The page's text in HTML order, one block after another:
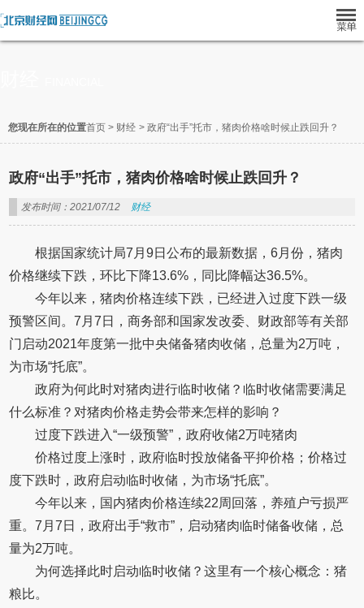
您现在所在的位置首页 > 财经 > 政府“出手”托市，猪肉价格啥时候止跌回升？
政府“出手”托市，猪肉价格啥时候止跌回升？
发布时间：2021/07/12 财经
根据国家统计局7月9日公布的最新数据，6月份，猪肉
价格继续下跌，环比下降13.6%，同比降幅达36.5%。
今年以来，猪肉价格连续下跌，已经进入过度下跌一级
预警区间。7月7日，商务部和国家发改委、财政部等有关部
门启动2021年度第一批中央储备猪肉收储，总量为2万吨，
为市场“托底”。
政府为何此时对猪肉进行临时收储？临时收储需要满足
什么标准？对猪肉价格走势会带来怎样的影响？
过度下跌进入“一级预警”，政府收储2万吨猪肉
价格过度上涨时，政府临时投放储备平抑价格；价格过
度下跌时，政府启动临时收储，为市场“托底”。
今年以来，国内猪肉价格连续22周回落，养殖户亏损严
重。7月7日，政府出手“救市”，启动猪肉临时储备收储，总
量为2万吨。
为何选择此时启动临时收储？这里有一个核心概念：猪
粮比。